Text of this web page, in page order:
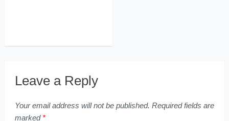
Leave a Reply
Your email address will not be published. Required fields are
marked *